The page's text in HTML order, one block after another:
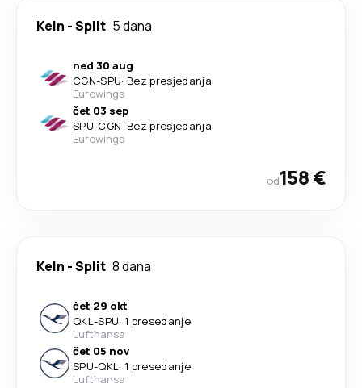
Keln -Split 5 dana
ned 30 aug
CGN-SPU· Bez presjedanja
Eurowings
čet 03 sep
SPU-CGN· Bez presjedanja
Eurowings
od158 €
Keln -Split 8 dana
čet 29 okt
QKL-SPU· 1 presedanje
Lufthansa
čet 05 nov
SPU-QKL· 1 presedanje
Lufthansa